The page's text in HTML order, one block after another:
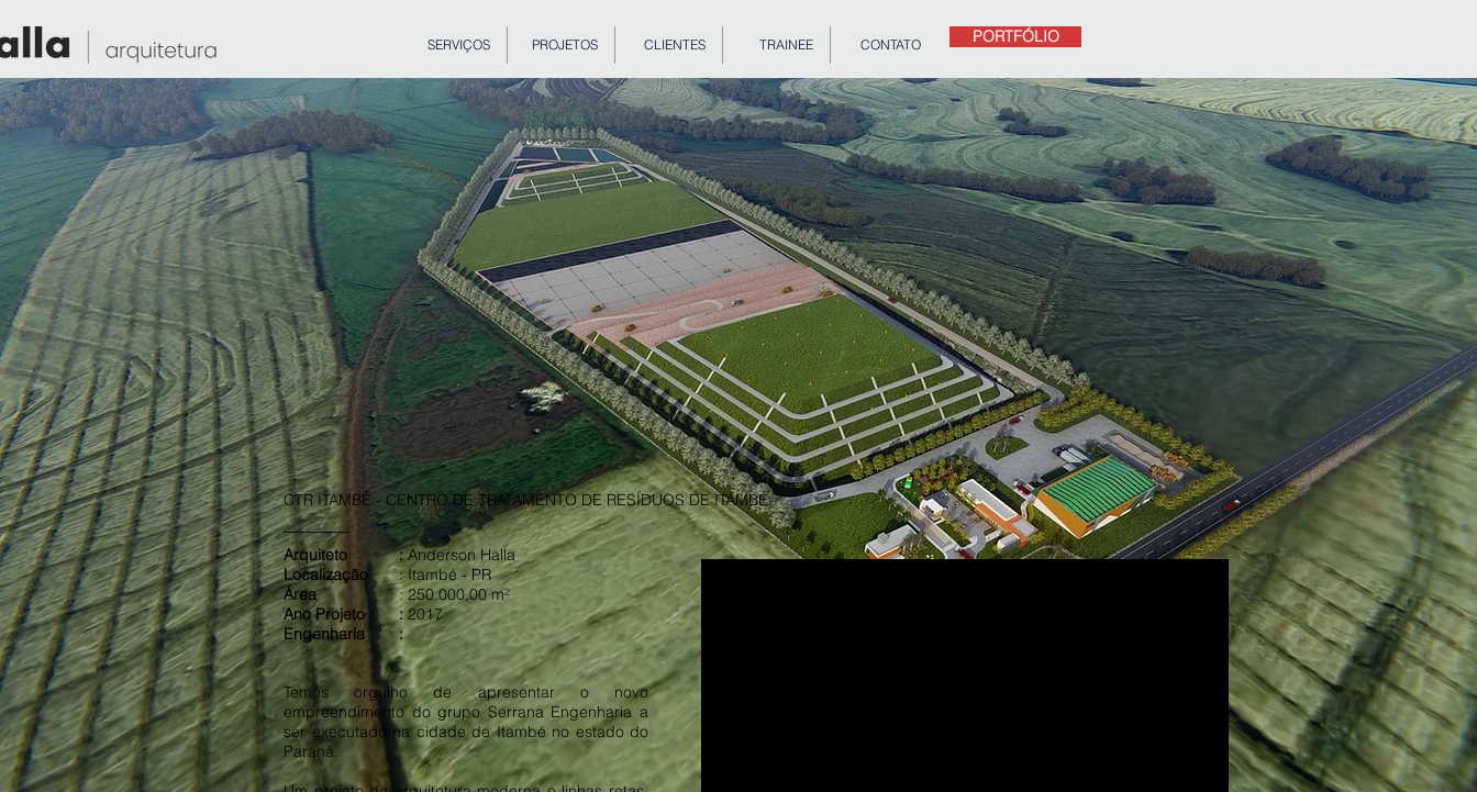
SERVIÇOS PROJETOS CLIENTES TRAINEE CONTATO PORTFÓLIO
CTR ITAMBÉ - CENTRO DE TRATAMENTO DE RESÍDUOS DE ITAMBÉ
Temos orgulho de apresentar o novo
empreendimento do grupo Serrana Engenharia a
ser executado na cidade de Itambé no estado do
Paraná.
:Anderson Halla
: Itambé - PR
: 250.000,00 m²
:2017
:
Arquiteto
Localização
Área
Ano Projeto
Engenharia